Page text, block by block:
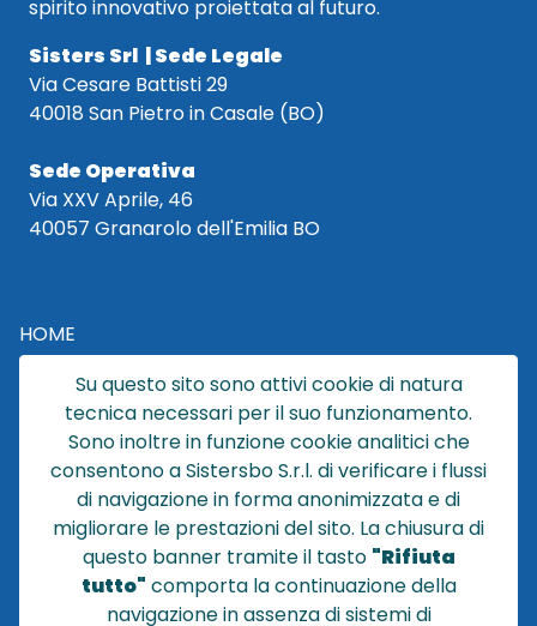
spirito innovativo proiettata al futuro.
Sisters Srl | Sede Legale
Via Cesare Battisti 29
40018 San Pietro in Casale (BO)
Sede Operativa
Via XXV Aprile, 46
40057 Granarolo dell'Emilia BO
HOME
CATALOGO
CHI SIAMO
NEWS
CONTATTACI
CONDIZIONI DI VENDITA
POLICY PRIVACY
NOTE LEGALI
Su questo sito sono attivi cookie di natura
tecnica necessari per il suo funzionamento.
Sono inoltre in funzione cookie analitici che
consentono a Sistersbo S.r.l. di verificare i flussi
di navigazione in forma anonimizzata e di
migliorare le prestazioni del sito. La chiusura di
questo banner tramite il tasto "Rifiuta
tutto" comporta la continuazione della
navigazione in assenza di sistemi di